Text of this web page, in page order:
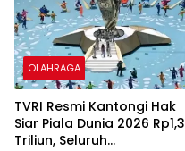
OLAHRAGA
TVRI Resmi Kantongi Hak
Siar Piala Dunia 2026 Rp1,3
Triliun, Seluruh